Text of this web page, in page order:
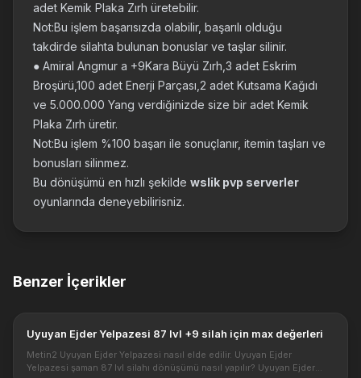
adet Kemik Plaka Zırh üretebilir.
Not:Bu işlem başarısızda olabilir, başarılı olduğu
takdirde silahta bulunan bonuslar ve taşlar silinir.
● Amiral Angmur a +9Kara Büyü Zırh,3 adet Eskrim
Broşürü,100 adet Enerji Parçası,2 adet Kutsama Kağıdı
ve 5.000.000 Yang verdiğinizde size bir adet Kemik
Plaka Zırh üretir.
Not:Bu işlem %100 başarı ile sonuçlanır, itemin taşları ve
bonusları silinmez.
Bu dönüşümü en hızlı şekilde wslik pvp serverler
oyunlarında deneyebilirisniz.
Benzer İçerikler
Uyuyan Ejder Yelpazesi 87 lvl +9 silah için max değerleri
Metin2 Uyuyan Ejder Yelpazesi nasıl elde edilir. Uyuyan Ejder
Yelpazesi şaman 87 lvl silahı dönüşümü nasıl yapılır? Uyuyan Ejder